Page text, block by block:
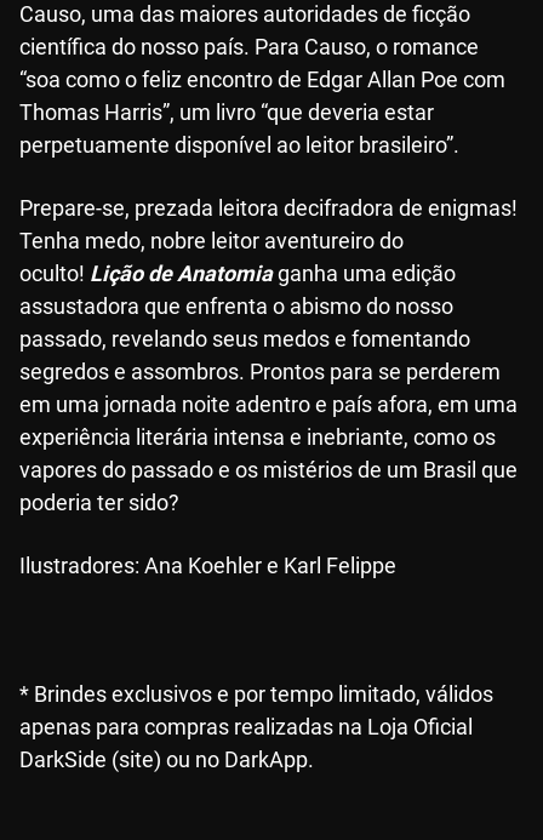
Causo, uma das maiores autoridades de ficção
científica do nosso país. Para Causo, o romance
“soa como o feliz encontro de Edgar Allan Poe com
Thomas Harris”, um livro “que deveria estar
perpetuamente disponível ao leitor brasileiro”.
Prepare-se, prezada leitora decifradora de enigmas!
Tenha medo, nobre leitor aventureiro do
oculto! Lição de Anatomiaganha uma edição
assustadora que enfrenta o abismo do nosso
passado, revelando seus medos e fomentando
segredos e assombros. Prontos para se perderem
em uma jornada noite adentro e país afora, em uma
experiência literária intensa e inebriante, como os
vapores do passado e os mistérios de um Brasil que
poderia ter sido?
Ilustradores: Ana Koehler e Karl Felippe
* Brindes exclusivos e por tempo limitado, válidos
apenas para compras realizadas na Loja Oficial
DarkSide (site) ou no DarkApp.